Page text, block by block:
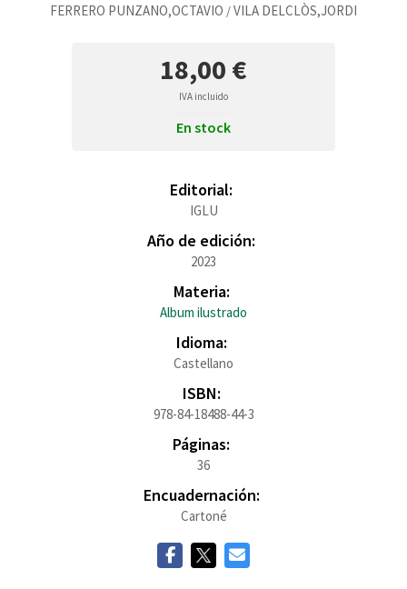
FERRERO PUNZANO,OCTAVIO /VILA DELCLÒS,JORDI
18,00 €
IVA incluido
En stock
Editorial:
IGLU
Año de edición:
2023
Materia:
Album ilustrado
Idioma:
Castellano
ISBN:
978-84-18488-44-3
Páginas:
36
Encuadernación:
Cartoné